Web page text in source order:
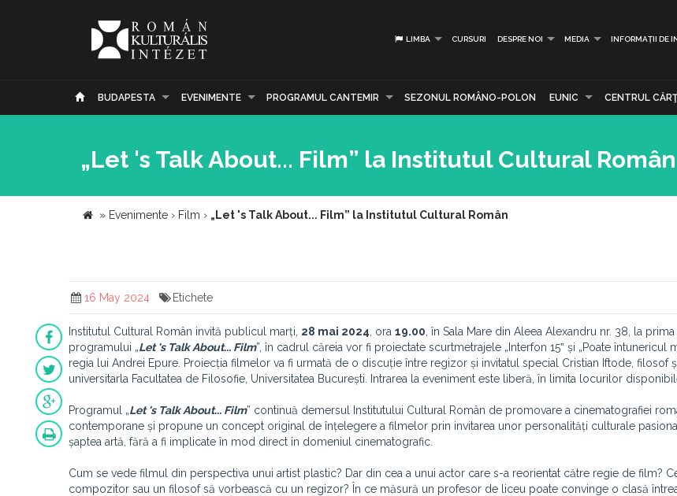
LIMBA CURSURI DESPRE NOI MEDIA INFORMAȚII DE
BUDAPESTA EVENIMENTE PROGRAMUL CANTEMIR SEZONUL ROMÂNO-POLON EUNIC CENTRUL
„Let 's Talk About... Film” la Institutul Cultural Român
» Evenimente › Film › „Let 's Talk About... Film” la Institutul Cultural Român
16 May 2024 Etichete
Institutul Cultural Român invită publicul marți, 28 mai 2024 , ora 19.00 , în Sala Mare din Aleea Alexandru nr. 38, la
programului „Let 's Talk About... Film”, în cadrul căreia vor fi proiectate scurtmetrajele „Interfon 15ˮ și „Poate întunericul
regia lui Andrei Epure. Proiecția filmelor va fi urmată de o discuție între regizor și invitatul special Cristian Iftode, filosof
universitarla Facultatea de Filosofie, Universitatea București. Intrarea la eveniment este liberă, în limita locurilor
Programul „Let 's Talk About... Film” continuă demersul Institutului Cultural Român de promovare a cinematografiei
contemporane și propune un concept original de înțelegere a filmelor prin invitarea unor personalități culturale
șaptea artă, fără a fi implicate în mod direct în domeniul cinematografic.
Cum se vede filmul din perspectiva unui artist plastic? Dar din cea a unui actor care s-a reorientat către regie de film?
compozitor sau un filosof să vorbească cu un regizor? În ce măsură un profesor de liceu poate convinge o clasă